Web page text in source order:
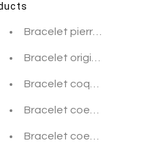
or argent croissant de
"you complete me"
mains d'amour bohème
vagues d'amour
Bracelet pierre bleue
Bracelet original femme
Bracelet coquillage
Bracelet coeur or rouge
Bracelet coeur or bohème